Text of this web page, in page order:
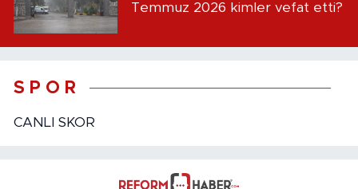
Temmuz 2026 kimler vefat etti?
S P O R
CANLI SKOR